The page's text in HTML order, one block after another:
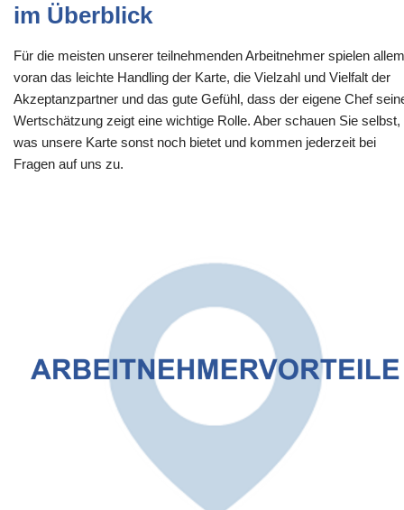
im Überblick
Für die meisten unserer teilnehmenden Arbeitnehmer spielen allem
voran das leichte Handling der Karte, die Vielzahl und Vielfalt der
Akzeptanzpartner und das gute Gefühl, dass der eigene Chef
Wertschätzung zeigt eine wichtige Rolle. Aber schauen Sie selbst,
was unsere Karte sonst noch bietet und kommen jederzeit bei
Fragen auf uns zu.